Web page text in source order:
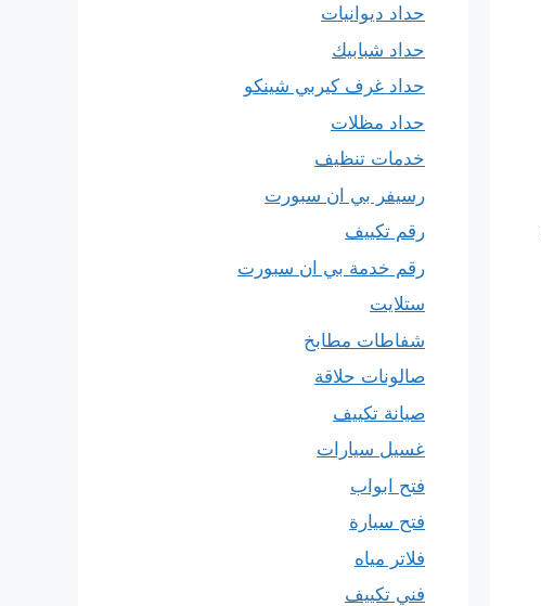
حداد ديوانيات
حداد شبابيك
حداد غرف كيربي شينكو
حداد مظلات
خدمات تنظيف
رسيفر بي ان سبورت
رقم تكييف
رقم خدمة بي ان سبورت
ستلايت
شفاطات مطابخ
صالونات حلاقة
صيانة تكييف
غسيل سيارات
فتح ابواب
فتح سيارة
فلاتر مياه
فني تكييف